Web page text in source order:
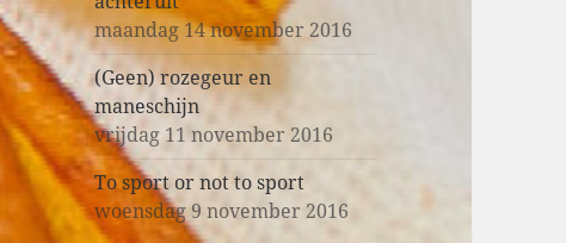
maandag 14 november 2016
(Geen) rozegeur en
maneschijn
vrijdag 11 november 2016
To sport or not to sport
woensdag 9 november 2016